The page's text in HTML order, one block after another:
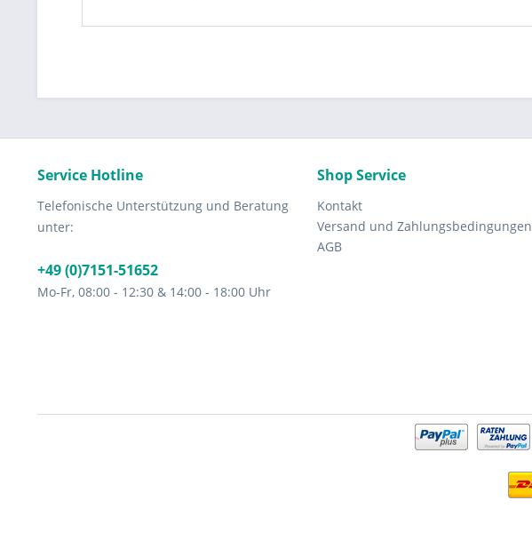
Service Hotline
Telefonische Unterstützung und Beratung
unter:
+49 (0)7151-51652
Mo-Fr, 08:00 - 12:30 & 14:00 - 18:00 Uhr
Shop Service
Kontakt
Versand und Zahlungsbedingungen
AGB